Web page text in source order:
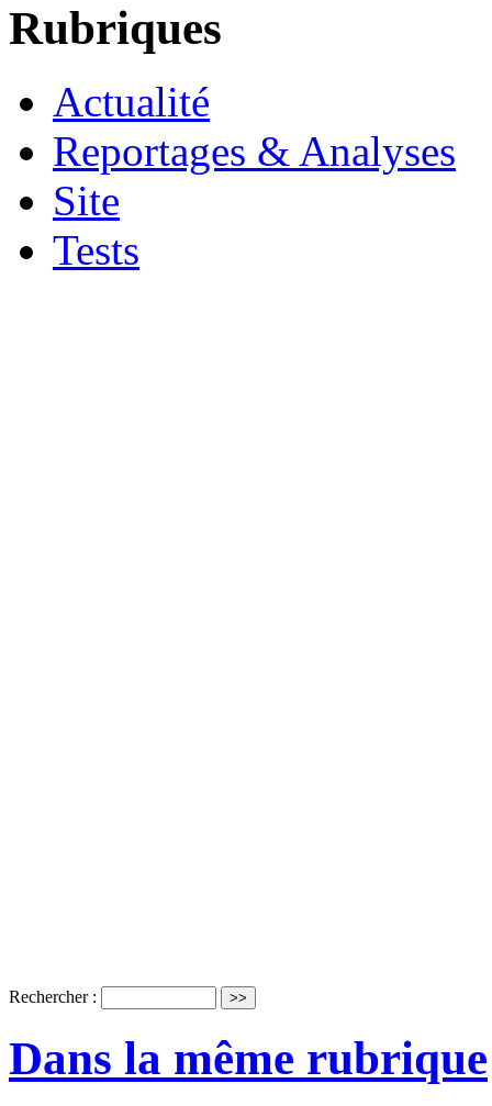
Rubriques
Actualité
Reportages & Analyses
Site
Tests
Rechercher :
Dans la même rubrique